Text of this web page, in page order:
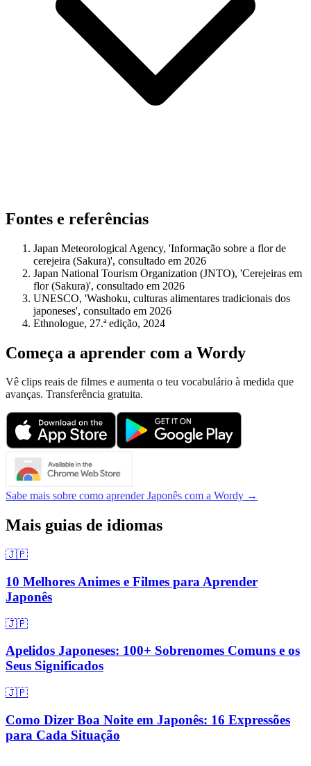
Fontes e referências
Japan Meteorological Agency, 'Informação sobre a flor de
cerejeira (Sakura)', consultado em 2026
Japan National Tourism Organization (JNTO), 'Cerejeiras em
flor (Sakura)', consultado em 2026
UNESCO, 'Washoku, culturas alimentares tradicionais dos
japoneses', consultado em 2026
Ethnologue, 27.ª edição, 2024
Começa a aprender com a Wordy
Vê clips reais de filmes e aumenta o teu vocabulário à medida que
avanças. Transferência gratuita.
Sabe mais sobre como aprender Japonês com a Wordy →
Mais guias de idiomas
🇯🇵
10 Melhores Animes e Filmes para Aprender
Japonês
🇯🇵
Apelidos Japoneses: 100+ Sobrenomes Comuns e os
Seus Significados
🇯🇵
Como Dizer Boa Noite em Japonês: 16 Expressões
para Cada Situação